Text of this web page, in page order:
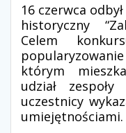
16 czerwca
historyczny
Celem
którym
udział
uczestnicy
umiejętnościami.